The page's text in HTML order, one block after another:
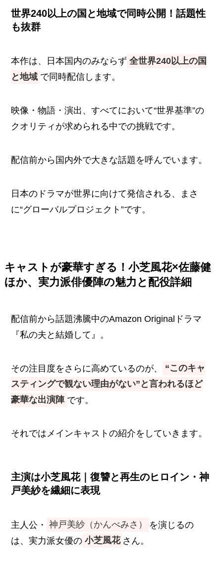
世界240以上の国と地域で同時公開！話題性
も抜群
本作は、日本国内のみならず 全世界240以上の国
と地域 で同時配信します。
映像・物語・演出、すべてにおいて“世界基準”の
クオリティが求められる中での挑戦です。
配信前から国内外で大きな話題を呼んでいます。
日本のドラマが世界に向けて発信される、まさ
に“グローバルプロジェクト”です。
キャストが豪華すぎる！小芝風花×佐藤健
ほか、実力派俳優陣の魅力と配役詳細
配信前から話題沸騰中のAmazon Originalドラマ
『私の夫と結婚して』。
その注目度をさらに高めているのが、
“このキャ
スティングで観ない理由がない”と言われるほど
豪華な出演陣 です。
それではメインキャストの紹介をしていきます。
主演は小芝風花｜復讐と再生のヒロイン・神
戸美紗を繊細に表現
主人公・ 神戸美紗（かんべみさ）
を演じるの
は、実力派女優の 小芝風花 さん。